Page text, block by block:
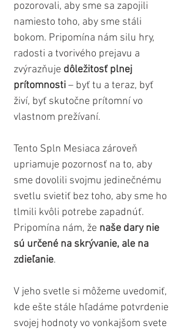
pozorovali, aby sme sa zapojili
namiesto toho, aby sme stáli
bokom. Pripomína nám silu hry,
radosti a tvorivého prejavu a
zvýrazňuje dôležitosť plnej
prítomnosti – byť tu a teraz, byť
živí, byť skutočne prítomní vo
vlastnom prežívaní.
Tento Spln Mesiaca zároveň
upriamuje pozornosť na to, aby
sme dovolili svojmu jedinečnému
svetlu svietiť bez toho, aby sme ho
tlmili kvôli potrebe zapadnúť.
Pripomína nám, že naše dary nie
sú určené na skrývanie, ale na
zdieľanie.
V jeho svetle si môžeme uvedomiť,
kde ešte stále hľadáme potvrdenie
svojej hodnoty vo vonkajšom svete